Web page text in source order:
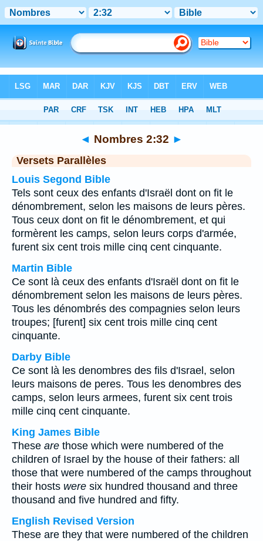
Chapitre 2 > Verset 32
◄ Nombres 2:32 ►
Versets Parallèles
Louis Segond Bible
Tels sont ceux des enfants d'Israël dont on fit le
dénombrement, selon les maisons de leurs pères.
Tous ceux dont on fit le dénombrement, et qui
formèrent les camps, selon leurs corps d'armée,
furent six cent trois mille cinq cent cinquante.
Martin Bible
Ce sont là ceux des enfants d'Israël dont on fit le
dénombrement selon les maisons de leurs pères.
Tous les dénombrés des compagnies selon leurs
troupes; [furent] six cent trois mille cinq cent
cinquante.
Darby Bible
Ce sont là les denombres des fils d'Israel, selon
leurs maisons de peres. Tous les denombres des
camps, selon leurs armees, furent six cent trois
mille cinq cent cinquante.
King James Bible
These are those which were numbered of the
children of Israel by the house of their fathers: all
those that were numbered of the camps throughout
their hosts were six hundred thousand and three
thousand and five hundred and fifty.
English Revised Version
These are they that were numbered of the children